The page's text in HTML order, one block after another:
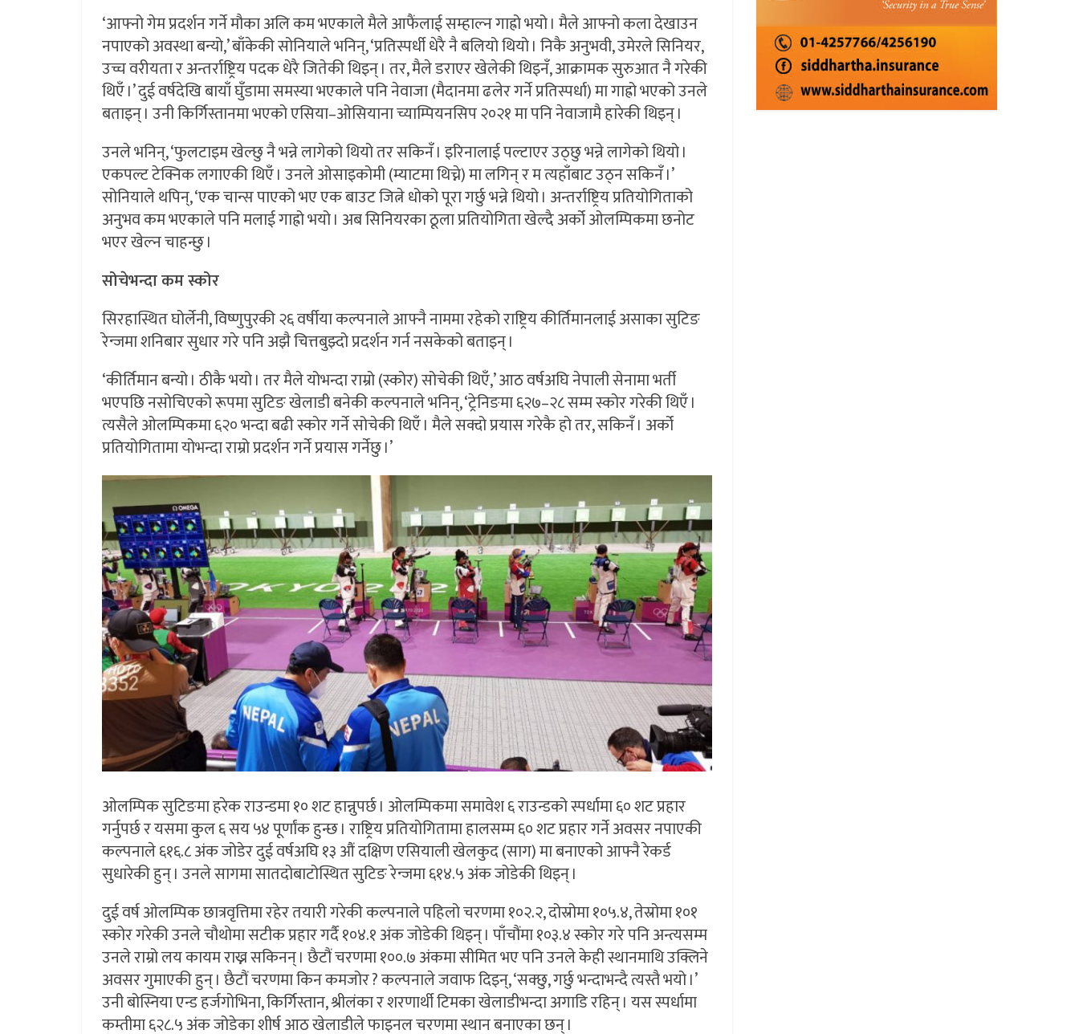
‘आफ्नो गेम प्रदर्शन गर्ने मौका अलि कम भएकाले मैले आफैंलाई सम्हाल्न गाह्रो भयो । मैले आफ्नो कला देखाउन
नपाएको अवस्था बन्यो,’ बाँकेकी सोनियाले भनिन्, ‘प्रतिस्पर्धी धेरै नै बलियो थियो । निकै अनुभवी, उमेरले सिनियर,
उच्च वरीयता र अन्तर्राष्ट्रिय पदक धेरै जितेकी थिइन् । तर, मैले डराएर खेलेकी थिइनँ, आक्रामक सुरुआत नै गरेकी
थिएँ ।’ दुई वर्षदेखि बायाँ घुँडामा समस्या भएकाले पनि नेवाजा (मैदानमा ढलेर गर्ने प्रतिस्पर्धा) मा गाह्रो भएको उनले
बताइन् । उनी किर्गिस्तानमा भएको एसिया–ओसियाना च्याम्पियनसिप २०२१ मा पनि नेवाजामै हारेकी थिइन् ।
उनले भनिन्, ‘फुलटाइम खेल्छु नै भन्ने लागेको थियो तर सकिनँ । इरिनालाई पल्टाएर उठ्छु भन्ने लागेको थियो ।
एकपल्ट टेक्निक लगाएकी थिएँ । उनले ओसाइकोमी (म्याटमा थिच्ने) मा लगिन् र म त्यहाँबाट उठ्न सकिनँ ।’
सोनियाले थपिन्, ‘एक चान्स पाएको भए एक बाउट जित्ने धोको पूरा गर्छु भन्ने थियो । अन्तर्राष्ट्रिय प्रतियोगिताको
अनुभव कम भएकाले पनि मलाई गाह्रो भयो । अब सिनियरका ठूला प्रतियोगिता खेल्दै अर्को ओलम्पिकमा छनोट
भएर खेल्न चाहन्छु ।
सोचेभन्दा कम स्कोर
सिरहास्थित घोर्लेनी, विष्णुपुरकी २६ वर्षीया कल्पनाले आफ्नै नाममा रहेको राष्ट्रिय कीर्तिमानलाई असाका सुटिङ
रेन्जमा शनिबार सुधार गरे पनि अझै चित्तबुझ्दो प्रदर्शन गर्न नसकेको बताइन् ।
‘कीर्तिमान बन्यो । ठीकै भयो । तर मैले योभन्दा राम्रो (स्कोर) सोचेकी थिएँ,’ आठ वर्षअघि नेपाली सेनामा भर्ती
भएपछि नसोचिएको रूपमा सुटिङ खेलाडी बनेकी कल्पनाले भनिन्, ‘ट्रेनिङमा ६२७–२८ सम्म स्कोर गरेकी थिएँ ।
त्यसैले ओलम्पिकमा ६२० भन्दा बढी स्कोर गर्ने सोचेकी थिएँ । मैले सक्दो प्रयास गरेकै हो तर, सकिनँ । अर्को
प्रतियोगितामा योभन्दा राम्रो प्रदर्शन गर्ने प्रयास गर्नेछु ।’
ओलम्पिक सुटिङमा हरेक राउन्डमा १० शट हान्नुपर्छ । ओलम्पिकमा समावेश ६ राउन्डको स्पर्धामा ६० शट प्रहार
गर्नुपर्छ र यसमा कुल ६ सय ५४ पूर्णांक हुन्छ । राष्ट्रिय प्रतियोगितामा हालसम्म ६० शट प्रहार गर्ने अवसर नपाएकी
कल्पनाले ६१६.८ अंक जोडेर दुई वर्षअघि १३ औं दक्षिण एसियाली खेलकुद (साग) मा बनाएको आफ्नै रेकर्ड
सुधारेकी हुन् । उनले सागमा सातदोबाटोस्थित सुटिङ रेन्जमा ६१४.५ अंक जोडेकी थिइन् ।
दुई वर्ष ओलम्पिक छात्रवृत्तिमा रहेर तयारी गरेकी कल्पनाले पहिलो चरणमा १०२.२, दोस्रोमा १०५.४, तेस्रोमा १०१
स्कोर गरेकी उनले चौथोमा सटीक प्रहार गर्दै १०४.१ अंक जोडेकी थिइन् । पाँचौंमा १०३.४ स्कोर गरे पनि अन्त्यसम्म
उनले राम्रो लय कायम राख्न सकिनन् । छैटौं चरणमा १००.७ अंकमा सीमित भए पनि उनले केही स्थानमाथि उक्लिने
अवसर गुमाएकी हुन् । छैटौं चरणमा किन कमजोर ? कल्पनाले जवाफ दिइन्, ‘सक्छु, गर्छु भन्दाभन्दै त्यस्तै भयो ।’
उनी बोस्निया एन्ड हर्जगोभिना, किर्गिस्तान, श्रीलंका र शरणार्थी टिमका खेलाडीभन्दा अगाडि रहिन् । यस स्पर्धामा
कम्तीमा ६२८.५ अंक जोडेका शीर्ष आठ खेलाडीले फाइनल चरणमा स्थान बनाएका छन् ।